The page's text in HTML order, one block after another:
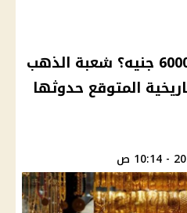
هو عيار ٢١ هيبقى بـ6000 جنيه؟ شعبة الذهب
المتوقع حدوثها